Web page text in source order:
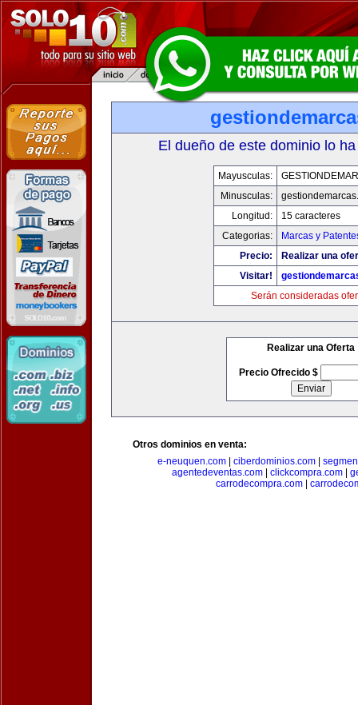
El dueño de este dominio lo
Mayusculas:
Minusculas:
Longitud:
15 caracteres
Categorias:
Marcas y
Precio:
Realizar una
Visitar!
Serán consideradas
Realizar una Oferta
Precio Ofrecido $
Otros dominios en venta:
e-neuquen.com
ciberdominios.com
agentedeventas.com| clickcompra.com|
carrodecompra.com|